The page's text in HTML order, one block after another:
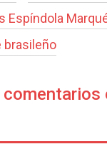
Espíndola
brasileño